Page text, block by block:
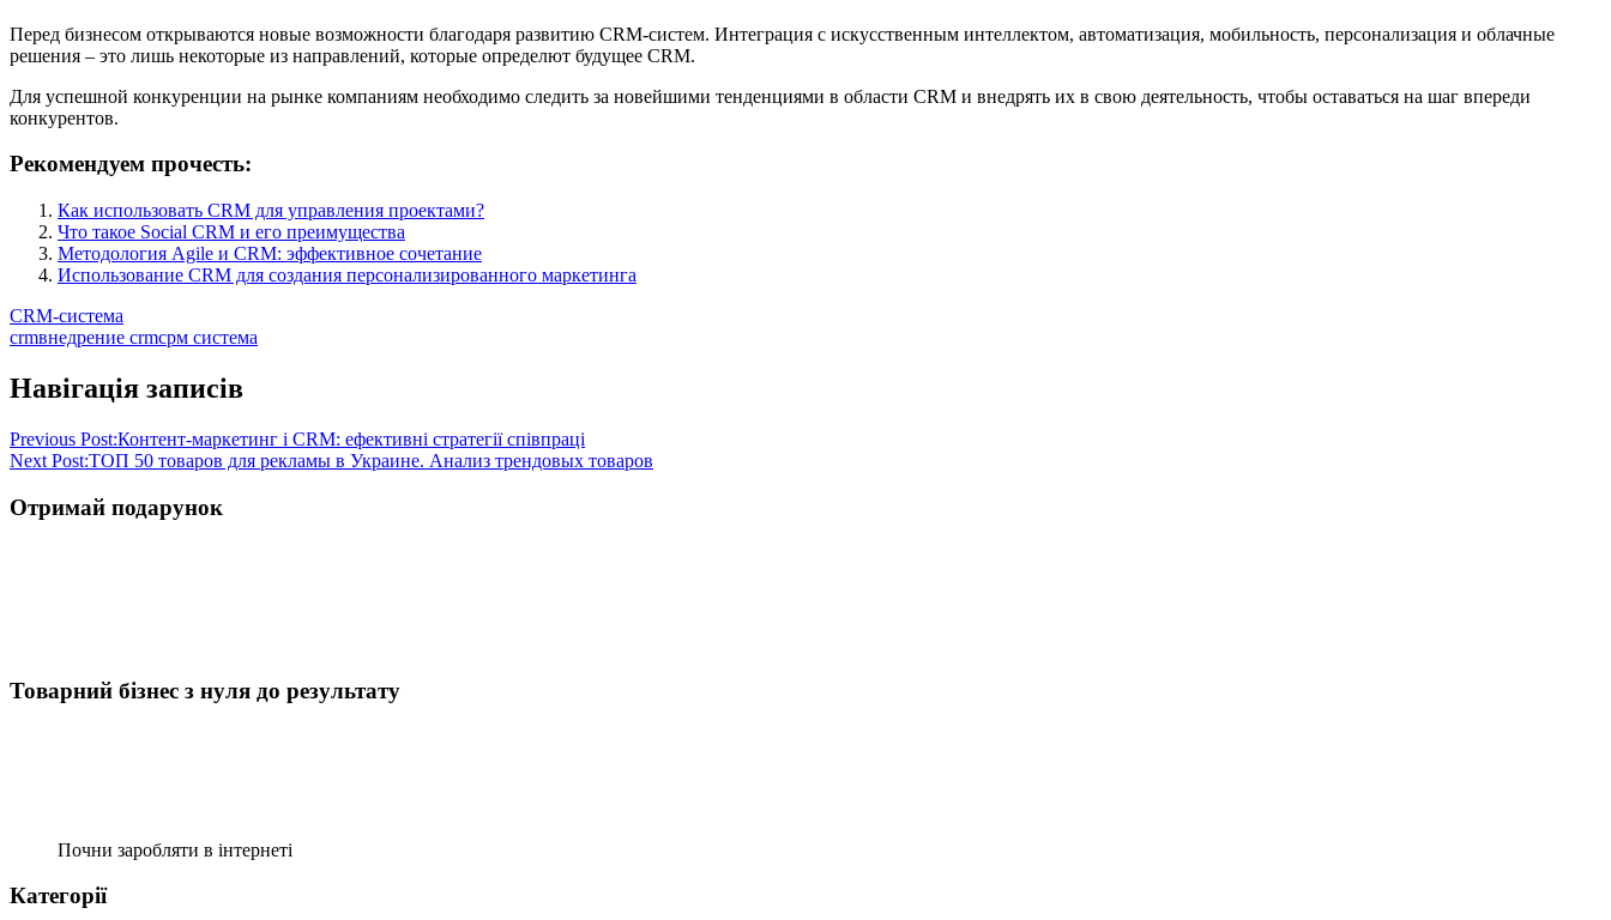
Перед бизнесом открываются новые возможности благодаря развитию CRM-систем. Интеграция с искусственным интеллектом, автоматизация, мобильность, персонализация и облачные
решения – это лишь некоторые из направлений, которые определют будущее CRM.
Для успешной конкуренции на рынке компаниям необходимо следить за новейшими тенденциями в области CRM и внедрять их в свою деятельность, чтобы оставаться на шаг впереди
конкурентов.
Рекомендуем прочесть:
Как использовать CRM для управления проектами?
Что такое Social CRM и его преимущества
Методология Agile и CRM: эффективное сочетание
Использование CRM для создания персонализированного маркетинга
CRM-система
crmвнедрение crmсрм система
Навігація записів
Previous Post:Контент-маркетинг і CRM: ефективні стратегії співпраці
Next Post:ТОП 50 товаров для рекламы в Украине. Анализ трендовых товаров
Отримай подарунок
Товарний бізнес з нуля до результату
Почни заробляти в інтернеті
Категорії